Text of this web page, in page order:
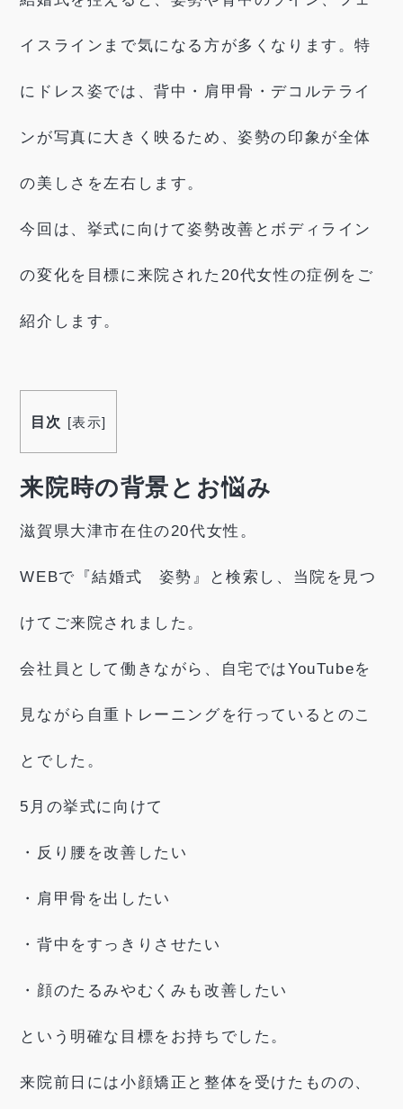
イスラインまで気になる方が多くなります。特
にドレス姿では、背中・肩甲骨・デコルテライ
ンが写真に大きく映るため、姿勢の印象が全体
の美しさを左右します。
今回は、挙式に向けて姿勢改善とボディライン
の変化を目標に来院された20代女性の症例をご
紹介します。
目次 [表示]
来院時の背景とお悩み
滋賀県大津市在住の20代女性。
WEBで『結婚式 姿勢』と検索し、当院を見つ
けてご来院されました。
会社員として働きながら、自宅ではYouTubeを
見ながら自重トレーニングを行っているとのこ
とでした。
5月の挙式に向けて
・反り腰を改善したい
・肩甲骨を出したい
・背中をすっきりさせたい
・顔のたるみやむくみも改善したい
という明確な目標をお持ちでした。
来院前日には小顔矯正と整体を受けたものの、